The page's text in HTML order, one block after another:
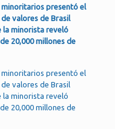
presentó el
valores de Brasil
la minorista reveló
20,000 millones de
presentó el
valores de Brasil
la minorista reveló
20,000 millones de